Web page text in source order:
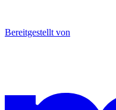
Bereitgestellt von